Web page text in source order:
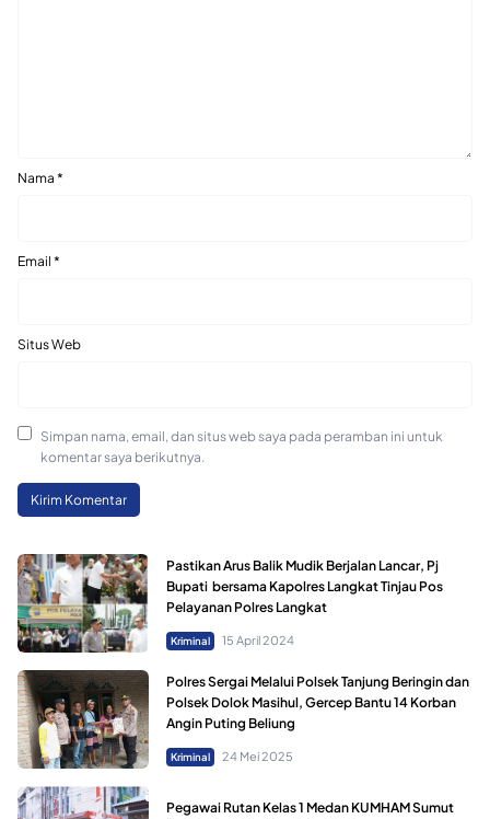
Nama *
Email *
Situs Web
Simpan nama, email, dan situs web saya pada peramban ini untuk
komentar saya berikutnya.
Pastikan Arus Balik Mudik Berjalan Lancar, Pj
Bupati bersama Kapolres Langkat Tinjau Pos
Pelayanan Polres Langkat
Kriminal 15 April 2024
Polres Sergai Melalui Polsek Tanjung Beringin dan
Polsek Dolok Masihul, Gercep Bantu 14 Korban
Angin Puting Beliung
Kriminal 24 Mei 2025
Pegawai Rutan Kelas 1 Medan KUMHAM Sumut